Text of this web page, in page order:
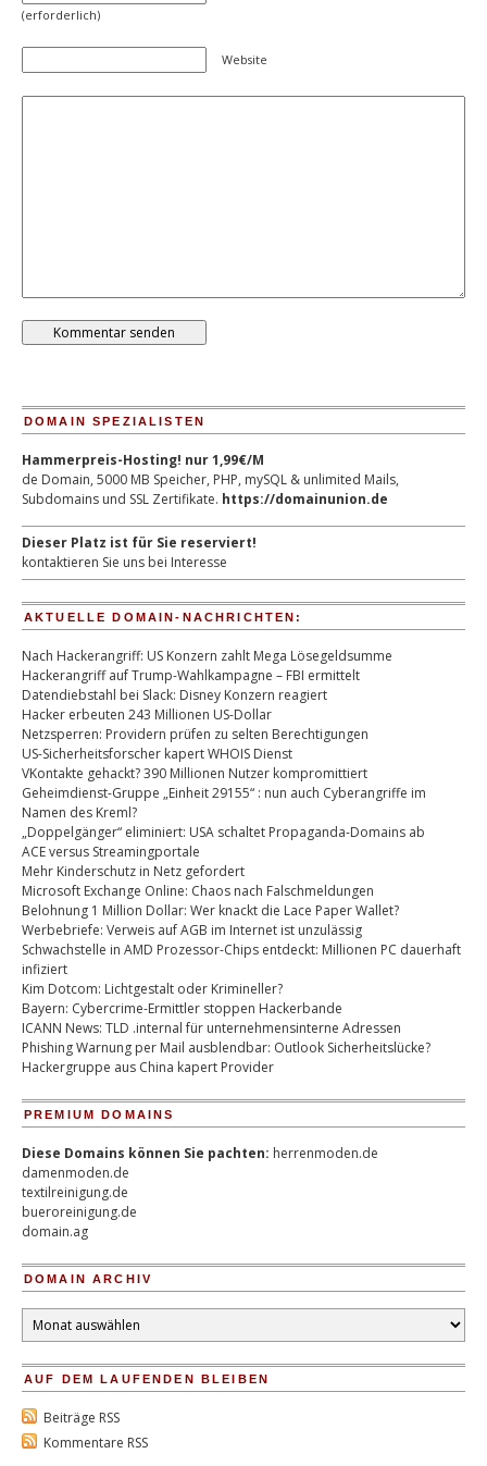
(erforderlich)
Website
DOMAIN SPEZIALISTEN
Hammerpreis-Hosting! nur 1,99€/M
de Domain, 5000 MB Speicher, PHP, mySQL & unlimited Mails,
Subdomains und SSL Zertifikate. https://domainunion.de
Dieser Platz ist für Sie reserviert!
kontaktieren Sie uns bei Interesse
AKTUELLE DOMAIN-NACHRICHTEN:
Nach Hackerangriff: US Konzern zahlt Mega Lösegeldsumme
Hackerangriff auf Trump-Wahlkampagne – FBI ermittelt
Datendiebstahl bei Slack: Disney Konzern reagiert
Hacker erbeuten 243 Millionen US-Dollar
Netzsperren: Providern prüfen zu selten Berechtigungen
US-Sicherheitsforscher kapert WHOIS Dienst
VKontakte gehackt? 390 Millionen Nutzer kompromittiert
Geheimdienst-Gruppe „Einheit 29155“ : nun auch Cyberangriffe im
Namen des Kreml?
„Doppelgänger“ eliminiert: USA schaltet Propaganda-Domains ab
ACE versus Streamingportale
Mehr Kinderschutz in Netz gefordert
Microsoft Exchange Online: Chaos nach Falschmeldungen
Belohnung 1 Million Dollar: Wer knackt die Lace Paper Wallet?
Werbebriefe: Verweis auf AGB im Internet ist unzulässig
Schwachstelle in AMD Prozessor-Chips entdeckt: Millionen PC dauerhaft
infiziert
Kim Dotcom: Lichtgestalt oder Krimineller?
Bayern: Cybercrime-Ermittler stoppen Hackerbande
ICANN News: TLD .internal für unternehmensinterne Adressen
Phishing Warnung per Mail ausblendbar: Outlook Sicherheitslücke?
Hackergruppe aus China kapert Provider
PREMIUM DOMAINS
Diese Domains können Sie pachten: herrenmoden.de
damenmoden.de
textilreinigung.de
bueroreinigung.de
domain.ag
DOMAIN ARCHIV
Domain
Archiv
AUF DEM LAUFENDEN BLEIBEN
Beiträge RSS
Kommentare RSS